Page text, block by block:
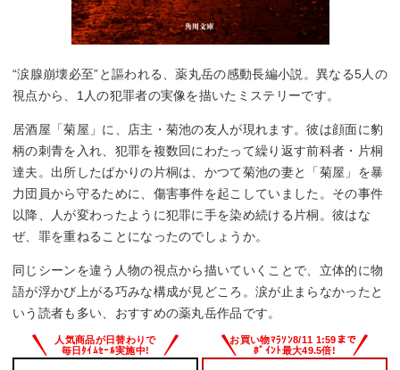
“涙腺崩壊必至”と謳われる、薬丸岳の感動長編小説。異なる5人の
視点から、1人の犯罪者の実像を描いたミステリーです。
居酒屋「菊屋」に、店主・菊池の友人が現れます。彼は顔面に豹
柄の刺青を入れ、犯罪を複数回にわたって繰り返す前科者・片桐
達夫。出所したばかりの片桐は、かつて菊池の妻と「菊屋」を暴
力団員から守るために、傷害事件を起こしていました。その事件
以降、人が変わったように犯罪に手を染め続ける片桐。彼はな
ぜ、罪を重ねることになったのでしょうか。
同じシーンを違う人物の視点から描いていくことで、立体的に物
語が浮かび上がる巧みな構成が見どころ。涙が止まらなかったと
いう読者も多い、おすすめの薬丸岳作品です。